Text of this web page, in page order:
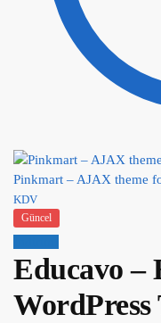
Pinkmart – AJAX theme
KDV
Güncel
Educavo –
WordPress